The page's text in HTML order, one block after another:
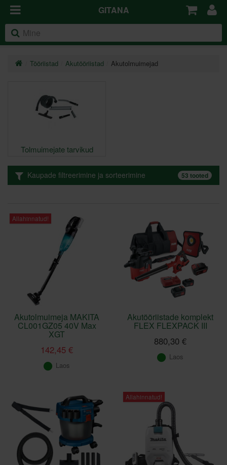
GITANA
Tööriistad Akutööriistad Akutolmuimejad
Tolmuimejate tarvikud
Kaupade filtreerimine ja sorteerimine 53 tooted
Allahinnatud!
Akutolmuimeja MAKITA
CL001GZ05 40V Max
XGT
142,45 €
Laos
Akutööriistade komplekt
FLEX FLEXPACK III
880,30 €
Laos
Allahinnatud!